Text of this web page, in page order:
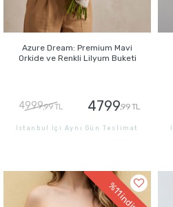
Azure Dream: Premium Mavi
Orkide ve Renkli Lilyum Buketi
4999,99 TL 4799,99 TL
İstanbul İçi Aynı Gün Teslimat
%11